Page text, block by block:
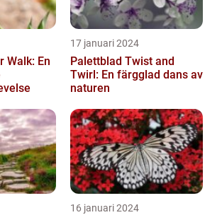
Walk: En
17 januari 2024
Palettblad Twist and
Twirl: En färgglad dans av
naturen
16 januari 2024